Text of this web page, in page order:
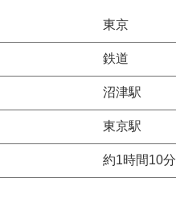
東京
鉄道
沼津駅
東京駅
約1時間10分